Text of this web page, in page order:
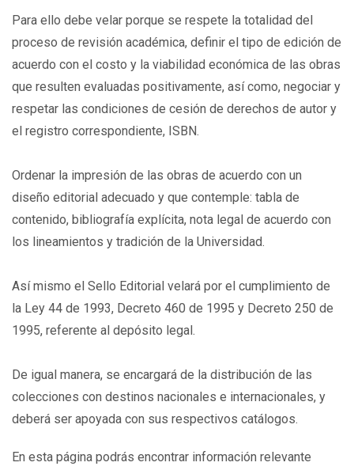
Para ello debe velar porque se respete la totalidad del
proceso de revisión académica, definir el tipo de edición de
acuerdo con el costo y la viabilidad económica de las obras
que resulten evaluadas positivamente, así como, negociar y
respetar las condiciones de cesión de derechos de autor y
el registro correspondiente, ISBN.
Ordenar la impresión de las obras de acuerdo con un
diseño editorial adecuado y que contemple: tabla de
contenido, bibliografía explícita, nota legal de acuerdo con
los lineamientos y tradición de la Universidad.
Así mismo el Sello Editorial velará por el cumplimiento de
la Ley 44 de 1993, Decreto 460 de 1995 y Decreto 250 de
1995, referente al depósito legal.
De igual manera, se encargará de la distribución de las
colecciones con destinos nacionales e internacionales, y
deberá ser apoyada con sus respectivos catálogos.
En esta página podrás encontrar información relevante